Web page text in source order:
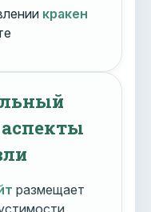
кракен
размещает